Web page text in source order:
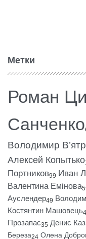
Метки
Роман
Санченко
Володимир
Алексей Копытько
Портников99 Иван
Валентина Емінова
Ауслендер49
Костянтин Машовець
Прозапас35 Денис
Береза24 Олена